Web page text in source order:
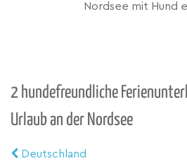
Nordsee mit Hund
2 hundefreundliche
Urlaub an der Nordsee
Deutschland